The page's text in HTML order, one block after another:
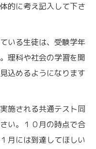
的に考え記入して下さ
いる生徒は、受験学年
理科や社会の学習を開
込めるようになります
施される共通テスト同
い。１０月の時点で合
月には到達してほしい